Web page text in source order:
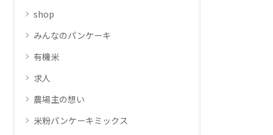
shop
みんなのパンケーキ
有機米
求人
農場主の想い
米粉パンケーキミックス